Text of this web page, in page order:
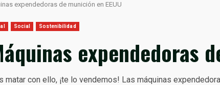
expendedoras de munición en EEUU
Social Sostenibilidad
expendedoras
matar con ello, ¡te lo vendemos! Las máquinas